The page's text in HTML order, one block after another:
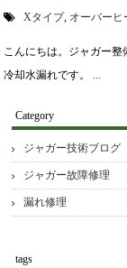
Xタイプ, オーバーヒ
こんにちは。ジャガー
冷却水漏れです。 ...
Category
ジャガー技術ブログ
ジャガー故障修理
漏れ修理
tags